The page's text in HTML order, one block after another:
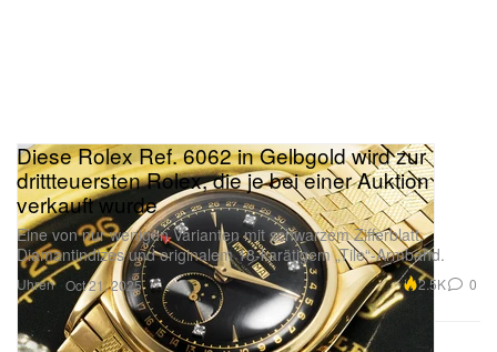
Uhren
Diese Rolex Ref. 6062 in Gelbgold wird zur
drittteuersten Rolex, die je bei einer Auktion
verkauft wurde
Eine von nur wenigen Varianten mit schwarzem Zifferblatt,
Diamantindizes und originalem 18-karätigem „Tile“-Armband.
Oct 21, 2025 2.5K 0